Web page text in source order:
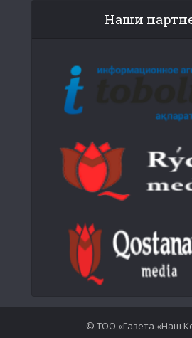
Наши
© ТОО «Газета «Наш